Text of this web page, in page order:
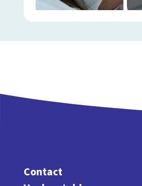
Contact